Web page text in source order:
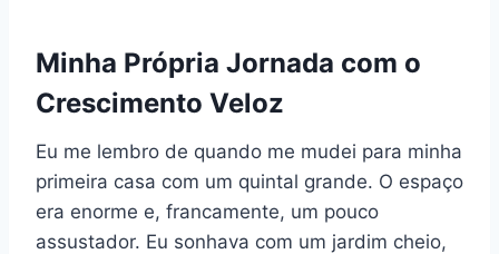
Minha Própria Jornada com o
Crescimento Veloz
Eu me lembro de quando me mudei para minha
primeira casa com um quintal grande. O espaço
era enorme e, francamente, um pouco
assustador. Eu sonhava com um jardim cheio,